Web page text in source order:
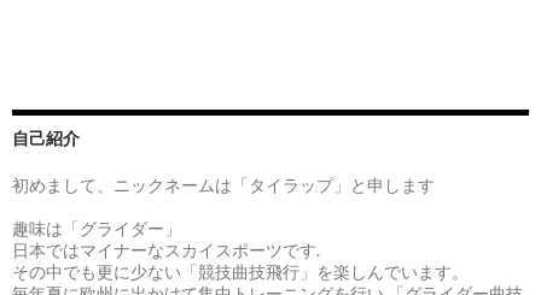
自己紹介
初めまして、ニックネームは「タイラップ」と申します
趣味は「グライダー」
日本ではマイナーなスカイスポーツです.
その中でも更に少ない「競技曲技飛行」を楽しんでいます。